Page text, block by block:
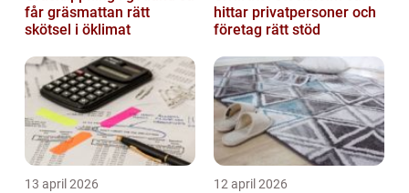
får gräsmattan rätt
skötsel i öklimat
hittar privatpersoner och
företag rätt stöd
13 april 2026 12 april 2026